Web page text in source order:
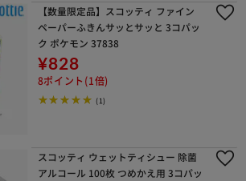
【数量限定品】スコッティ ファイン
ペーパーふきんサッとサッと 3コパッ
ク ポケモン 37838
¥828
8ポイント(1倍)
(1)
スコッティ ウェットティシュー 除菌
アルコール 100枚 つめかえ用 3コパッ